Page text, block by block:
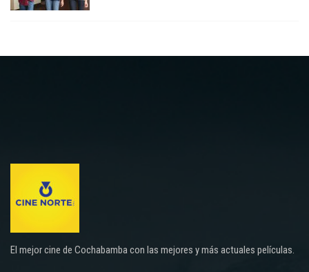
El mejor cine de Cochabamba con las mejores y más actuales películas.